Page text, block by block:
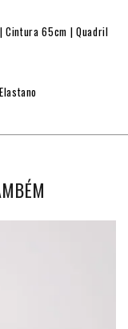
Cintura 65cm | Quadril